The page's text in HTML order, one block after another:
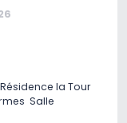
la Tour
Salle